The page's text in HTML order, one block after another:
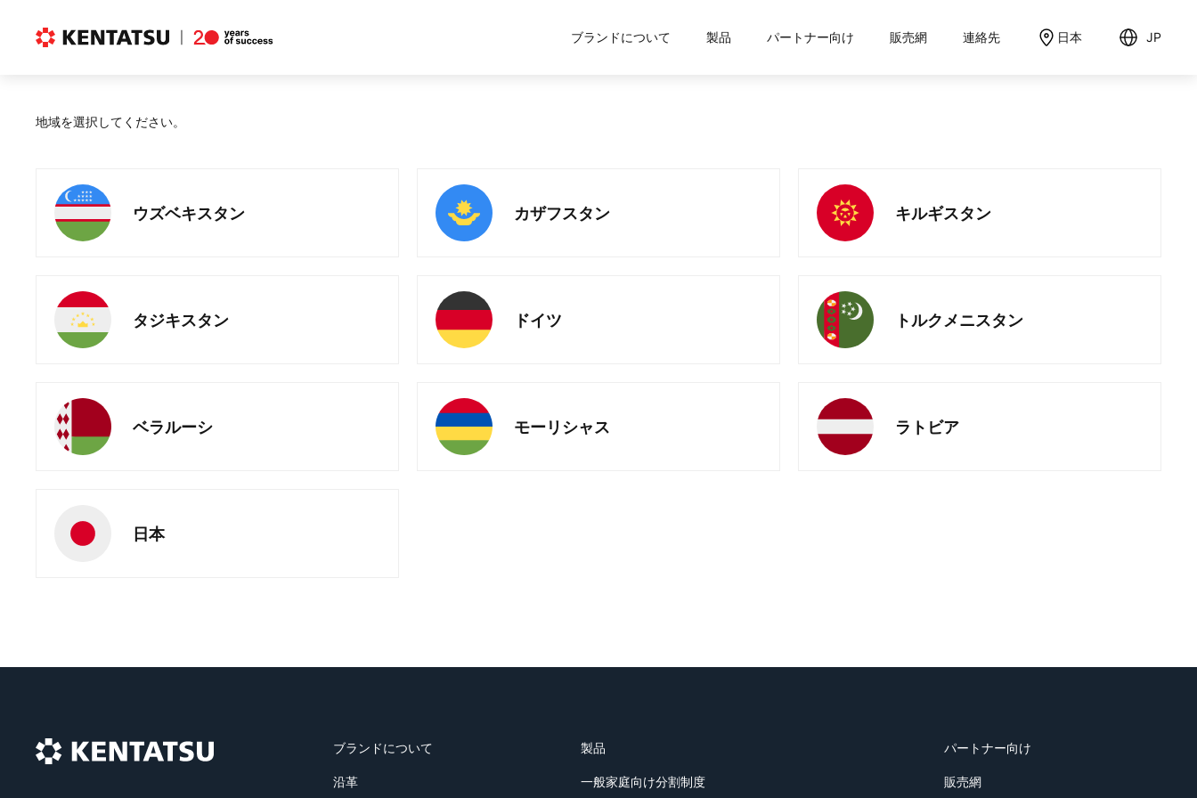
ブランドについて 製品 パートナー向け 販売網 連絡先 日本 JP
地域を選択してください。
ウズベキスタン カザフスタン キルギスタン
タジキスタン ドイツ トルクメニスタン
ベラルーシ モーリシャス ラトビア
日本
ブランドについて
沿革
製品
一般家庭向け分割制度
パートナー向け
販売網